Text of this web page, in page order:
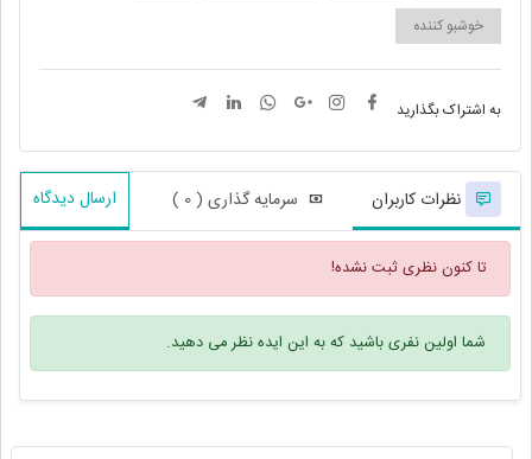
خوشبو کننده
به اشتراک بگذارید
نظرات کاربران سرمایه گذاری ( 0 ) ارسال دیدگاه
تا کنون نظری ثبت نشده!
شما اولین نفری باشید که به این ایده نظر می دهید.